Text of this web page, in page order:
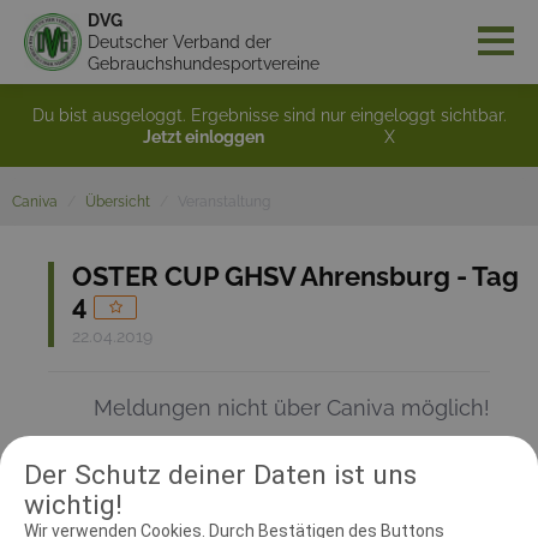
Der Schutz deiner Daten ist uns
wichtig!
Wir verwenden Cookies. Durch Bestätigen des Buttons
DVG
Deutscher Verband der
Gebrauchshundesportvereine
Du bist ausgeloggt. Ergebnisse sind nur eingeloggt sichtbar.
Jetzt einloggen
X
Caniva Übersicht
OSTER CUP GHSV Ahrensburg - Tag
4
22.04.2019
Meldungen nicht über Caniva möglich!
RICHTER UND HELFER